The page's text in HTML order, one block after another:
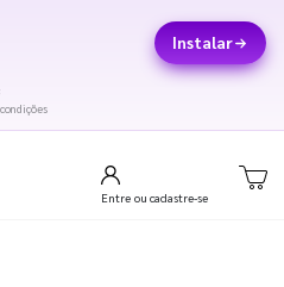
Instalar
Entre ou cadastre-se